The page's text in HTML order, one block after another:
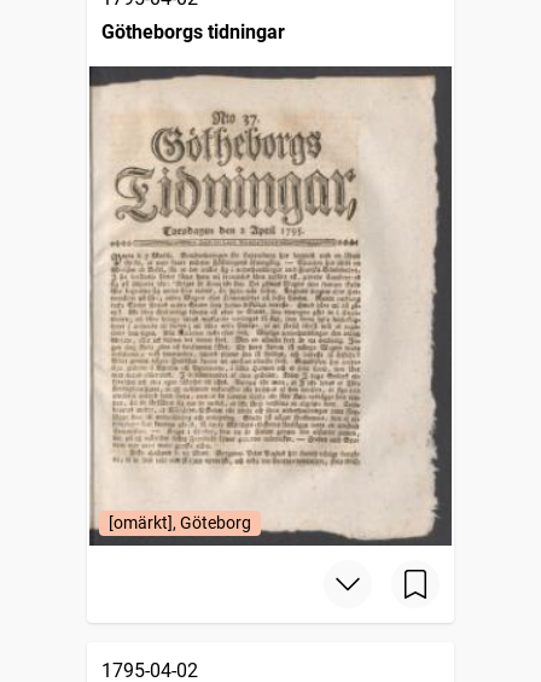
Götheborgs tidningar
[omärkt], Göteborg
1795-04-02